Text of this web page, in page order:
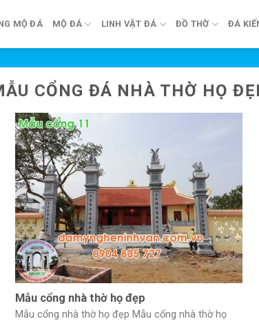
MỘ ĐÁ MỘ ĐÁ LINH VẬT ĐÁ ĐỒ THỜ ĐÁ
CỔNG ĐÁ NHÀ THỜ HỌ
Mẫu cổng nhà thờ họ đẹp
Mẫu cổng nhà thờ họ đẹp Mẫu cổng nhà thờ họ